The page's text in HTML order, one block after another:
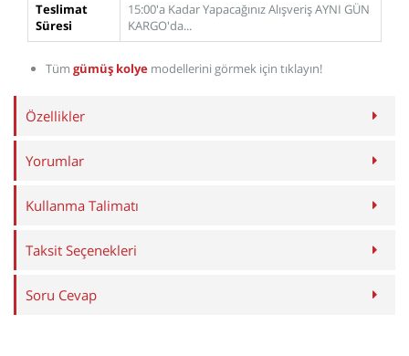
Teslimat
Süresi
15:00'a Kadar Yapacağınız Alışveriş AYNI GÜN
KARGO'da...
Tüm gümüş kolyemodellerini görmek için tıklayın!
Özellikler
Yorumlar
Kullanma Talimatı
Taksit Seçenekleri
Soru Cevap